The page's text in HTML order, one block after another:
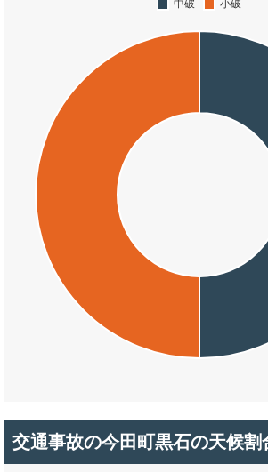
交通事故の今田町黒石の天候割